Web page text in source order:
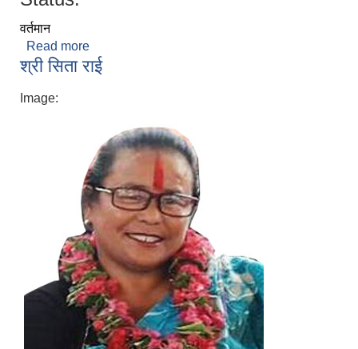
वर्तमान
Read more
श्री सिता राई
Image: